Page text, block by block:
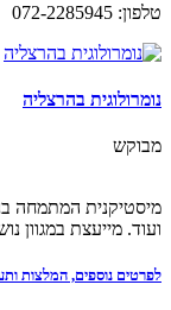
טלפון: 072-2285945
נומרולוגית בהרצליה
מבוקש
מיסטיקנית המתמחה
ועוד. מייעצת במגוון
לפרטים נוספים, המלצות